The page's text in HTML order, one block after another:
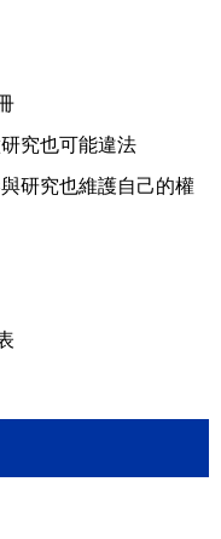
究也可能違法
研究也維護自己的權